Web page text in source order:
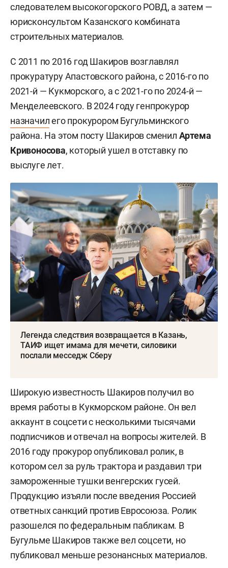
следователем высокогорского РОВД, а затем —
юрисконсультом Казанского комбината
строительных материалов.
С 2011 по 2016 год Шакиров возглавлял
прокуратуру Апастовского района, с 2016-го по
2021-й — Кукморского, а с 2021-го по 2024-й —
Менделеевского. В 2024 году генпрокурор
назначилего прокурором Бугульминского
района. На этом посту Шакиров сменил Артема
Кривоносова, который ушел в отставку по
выслуге лет.
Легенда следствия возвращается в Казань,
ТАИФ ищет имама для мечети, силовики
послали месседж Сберу
Широкую известность Шакиров получил во
время работы в Кукморском районе. Он вел
аккаунт в соцсети с несколькими тысячами
подписчиков и отвечал на вопросы жителей. В
2016 году прокурор опубликовал ролик, в
котором сел за руль трактора и раздавил три
замороженные тушки венгерских гусей.
Продукцию изъяли после введения Россией
ответных санкций против Евросоюза. Ролик
разошелся по федеральным пабликам. В
Бугульме Шакиров также вел соцсети, но
публиковал меньше резонансных материалов.